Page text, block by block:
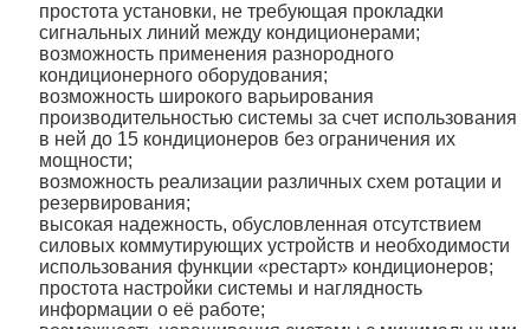
простота установки, не требующая прокладки
сигнальных линий между кондиционерами;
возможность применения разнородного
кондиционерного оборудования;
возможность широкого варьирования
производительностью системы за счет использования
в ней до 15 кондиционеров без ограничения их
мощности;
возможность реализации различных схем ротации и
резервирования;
высокая надежность, обусловленная отсутствием
силовых коммутирующих устройств и необходимости
использования функции «рестарт» кондиционеров;
простота настройки системы и наглядность
информации о её работе;